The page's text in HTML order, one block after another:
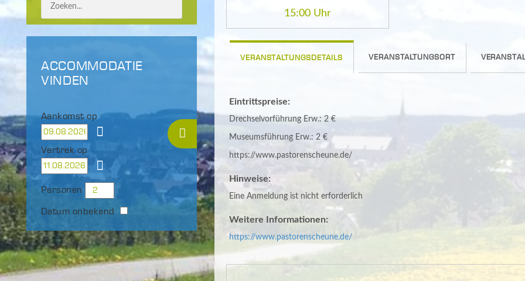
ACCOMMODATIE
VINDEN
Aankomst op
Vertrek op
Personen
Datum onbekend
15:00 Uhr
VERANSTALTUNGSDETAILS VERANSTALTUNGSORT
Eintrittspreise:
Drechselvorführung Erw.: 2 €
Museumsführung Erw.: 2 €
https://www.pastorenscheune.de/
Hinweise:
Eine Anmeldung ist nicht erforderlich
Weitere Informationen:
https://www.pastorenscheune.de/